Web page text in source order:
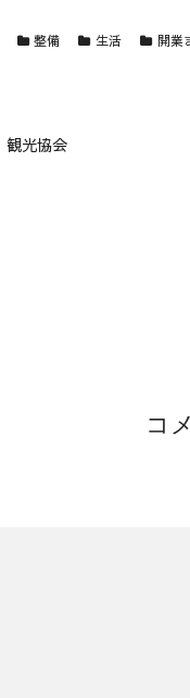
整備 生活 開業
観光協会
コ